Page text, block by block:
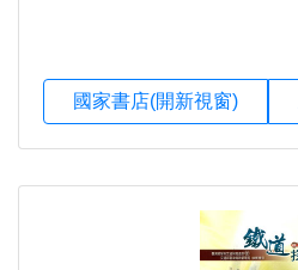
國家書店(開新視窗)